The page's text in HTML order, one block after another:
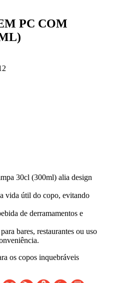
PC COM
30cl (300ml) alia design
vida útil do copo, evitando
de derramamentos e
bares, restaurantes ou uso
os copos inquebráveis